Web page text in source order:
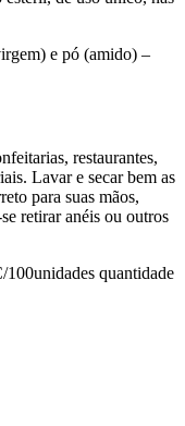
e pó (amido) –
restaurantes,
Lavar e secar bem as
para suas mãos,
retirar anéis ou outros
quantidade